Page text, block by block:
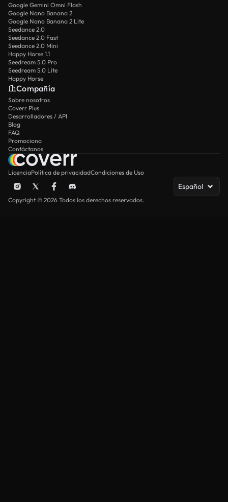
Google Gemini Omni Flash
Google Nano Banana 2
Google Nano Banana 2 Lite
Seedance 2.0
Seedance 2.0 Fast
Seedance 2.0 Mini
Happy Horse 1.1
Seedream 5.0 Pro
Seedream 5.0 Lite
Happy Horse
Compañía
Sobre nosotros
Coverr Plus
Desarrolladores / API
Blog
FAQ
Promociona
Contáctanos
LicenciaPolítica de privacidadCondiciones de Uso
Español
Copyright © 2026 Todos los derechos reservados.